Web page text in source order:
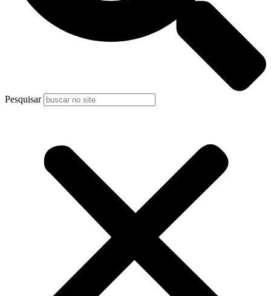
Pesquisar